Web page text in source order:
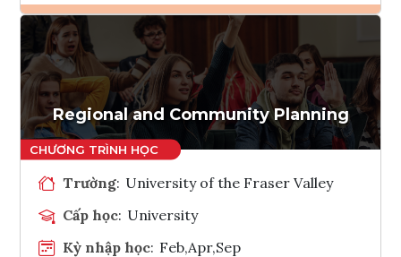
Ghi danh
Tham vấn Interlink
Regional and Community Planning
Trường: University of the Fraser Valley
Cấp học: University
Kỳ nhập học: Feb,Apr,Sep